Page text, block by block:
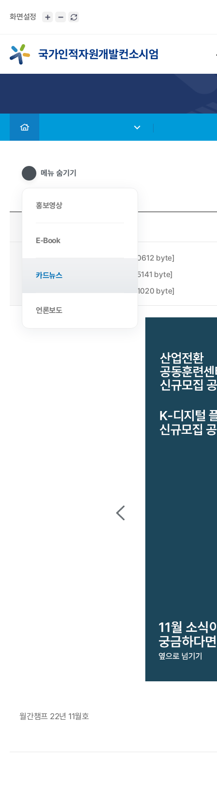
화면설정
국가인적자원개발컨소시엄
메뉴 숨기기
홍보영상
E-Book
카드뉴스
언론보도
1.png [1140612 byte]
2.png [375141 byte]
3.png [381020 byte]
월간챔프 22년 11월호